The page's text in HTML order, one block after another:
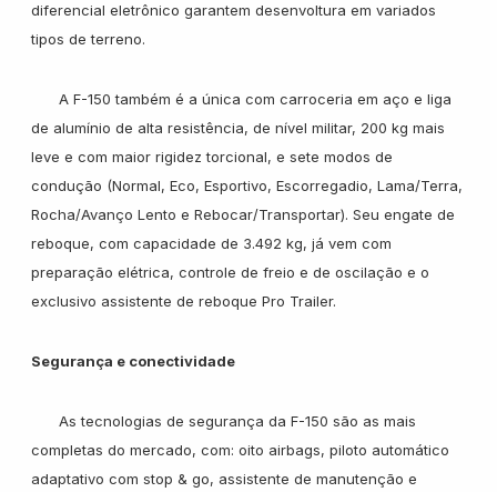
diferencial eletrônico garantem desenvoltura em variados
tipos de terreno.
A F-150 também é a única com carroceria em aço e liga
de alumínio de alta resistência, de nível militar, 200 kg mais
leve e com maior rigidez torcional, e sete modos de
condução (Normal, Eco, Esportivo, Escorregadio, Lama/Terra,
Rocha/Avanço Lento e Rebocar/Transportar). Seu engate de
reboque, com capacidade de 3.492 kg, já vem com
preparação elétrica, controle de freio e de oscilação e o
exclusivo assistente de reboque Pro Trailer.
Segurança e conectividade
As tecnologias de segurança da F-150 são as mais
completas do mercado, com: oito airbags, piloto automático
adaptativo com stop & go, assistente de manutenção e